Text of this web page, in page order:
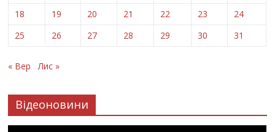
18
19 20 21 22 23
24
25
26 27 28 29 30 31
« Вер Лис »
Відеоновини